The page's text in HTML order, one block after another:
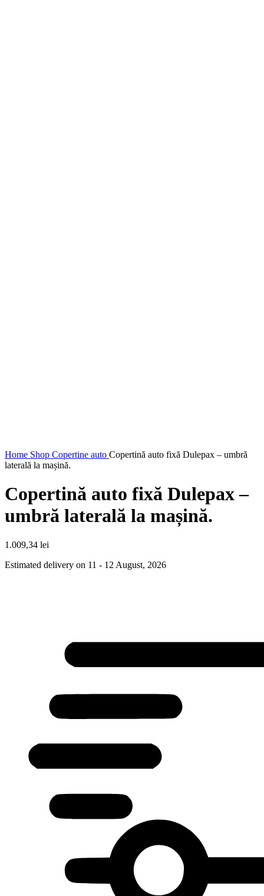
Home Shop Copertine auto Copertină auto fixă Dulepax – umbră
laterală la mașină.
Copertină auto fixă Dulepax –
umbră laterală la mașină.
1.009,34 lei
Estimated delivery on 11 - 12 August, 2026